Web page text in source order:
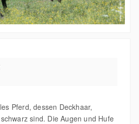
Pferd, dessen Deckhaar,
sind. Die Augen und Hufe